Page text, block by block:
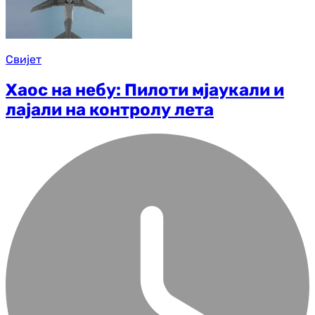
Свијет
Хаос на небу: Пилоти мјаукали и
лајали на контролу лета